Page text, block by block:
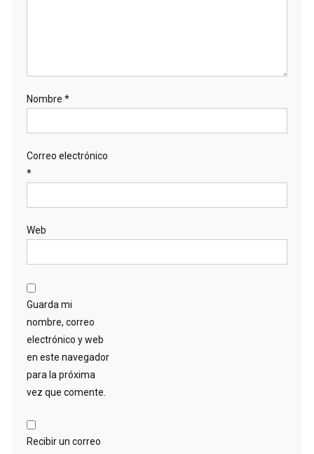
Nombre *
Correo electrónico
*
Web
Guarda mi
nombre, correo
electrónico y web
en este navegador
para la próxima
vez que comente.
Recibir un correo